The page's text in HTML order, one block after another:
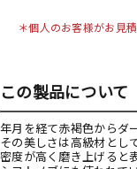
＊個人のお客様がお見
この製品について
年月を経て赤褐色からダ
その美しさは高級材とし
密度が高く磨き上げると